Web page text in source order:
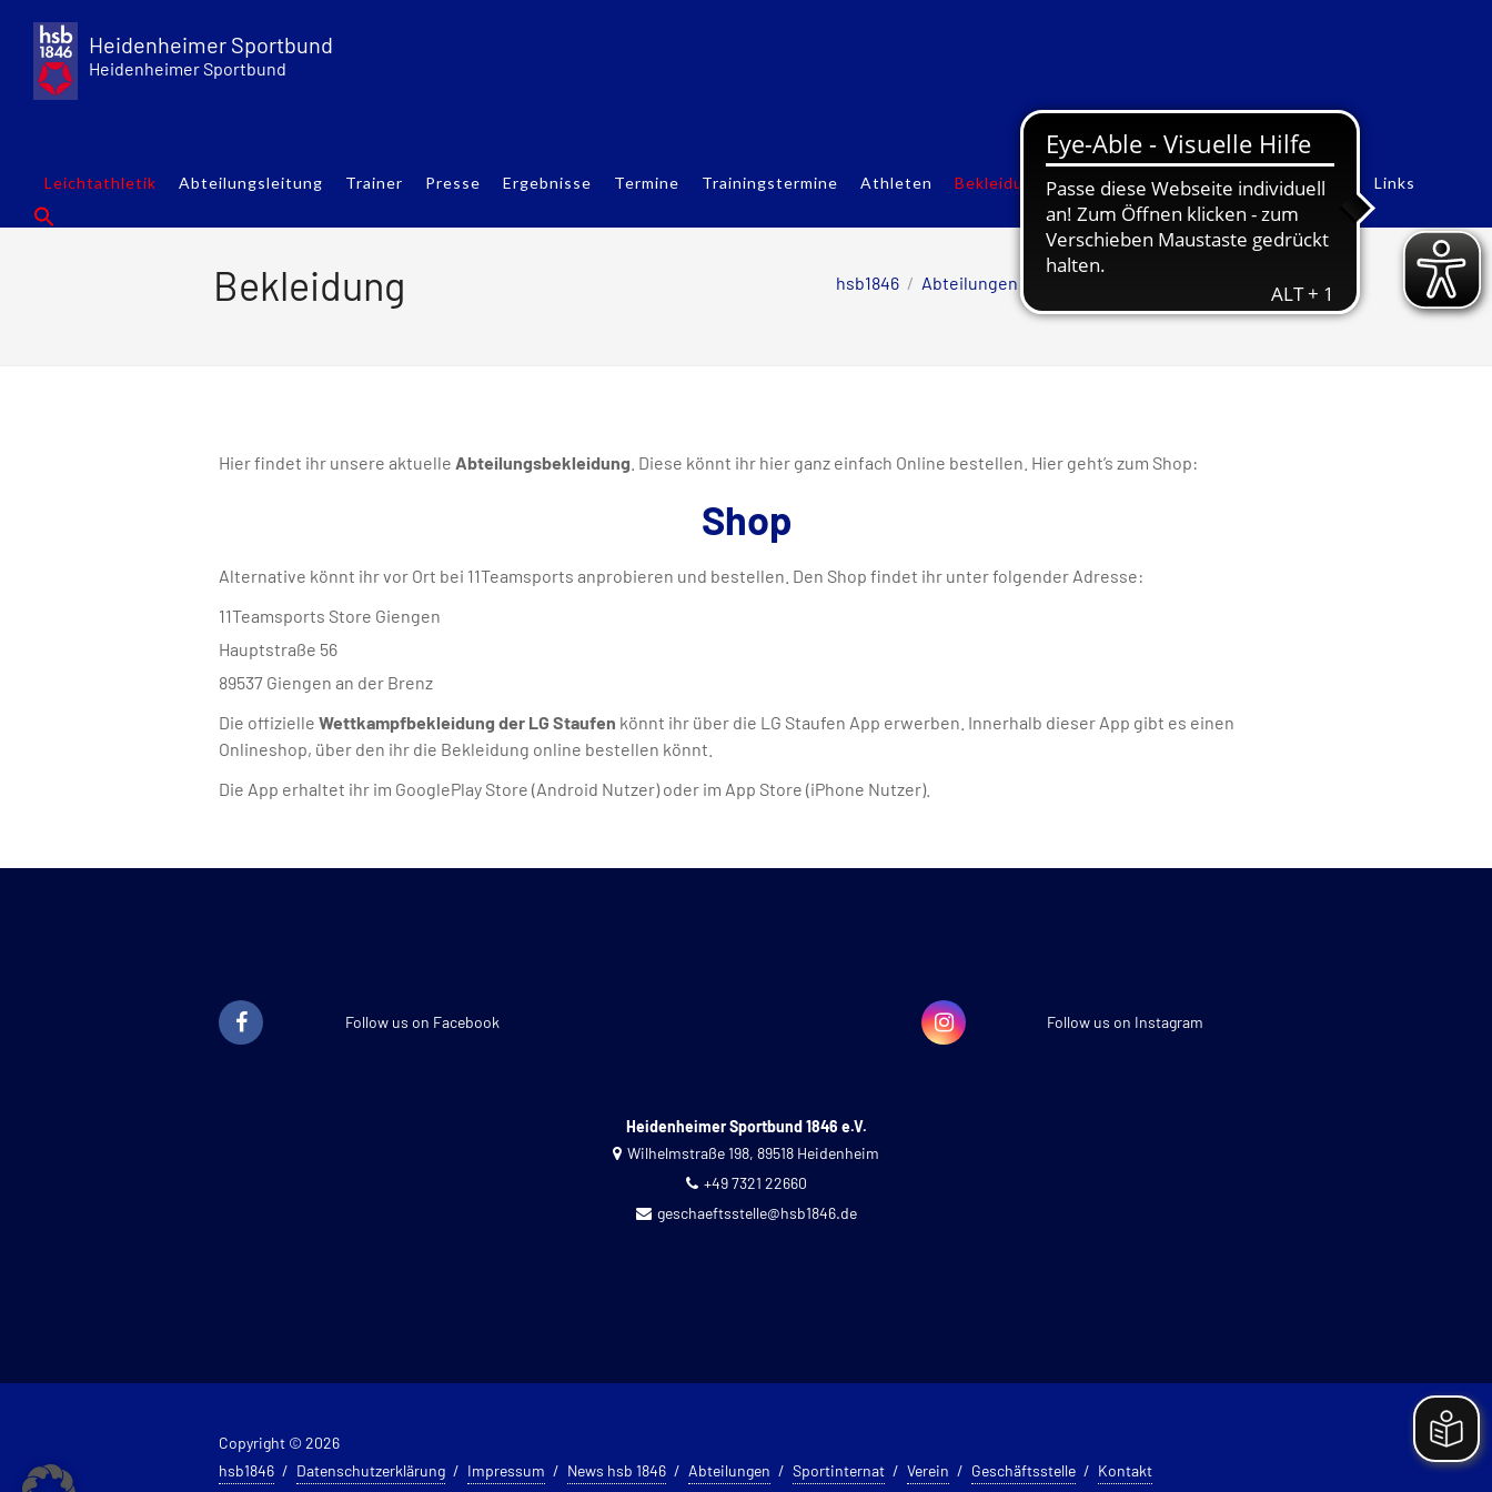
content
Heidenheimer Sportbund
Heidenheimer Sportbund
Leichtathletik Abteilungsleitung Trainer Presse Ergebnisse Termine Trainingstermine Athleten Bekleidung Rekorde Historie Bildergalerien Links
hsb1846 / Abteilungen
Bekleidung
Hier findet ihr unsere aktuelle Abteilungsbekleidung . Diese könnt ihr hier ganz einfach Online bestellen. Hier geht’s zum Shop:
Shop
Alternative könnt ihr vor Ort bei 11Teamsports anprobieren und bestellen. Den Shop findet ihr unter folgender Adresse:
11Teamsports Store Giengen
Hauptstraße 56
89537 Giengen an der Brenz
Die offizielle Wettkampfbekleidung der LG Staufen könnt ihr über die LG Staufen App erwerben. Innerhalb dieser App gibt es einen
Onlineshop, über den ihr die Bekleidung online bestellen könnt.
Die App erhaltet ihr im GooglePlay Store (Android Nutzer) oder im App Store (iPhone Nutzer).
Follow us on Facebook Follow us on Instagram
Heidenheimer Sportbund 1846 e.V.
Wilhelmstraße 198, 89518 Heidenheim
+49 7321 22660
geschaeftsstelle@hsb1846.de
Copyright © 2026
hsb1846
Datenschutzerklärung Impressum News hsb 1846 Abteilungen Sportinternat Verein Geschäftsstelle Kontakt